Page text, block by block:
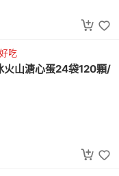
吃
火山溏心蛋24袋120顆/